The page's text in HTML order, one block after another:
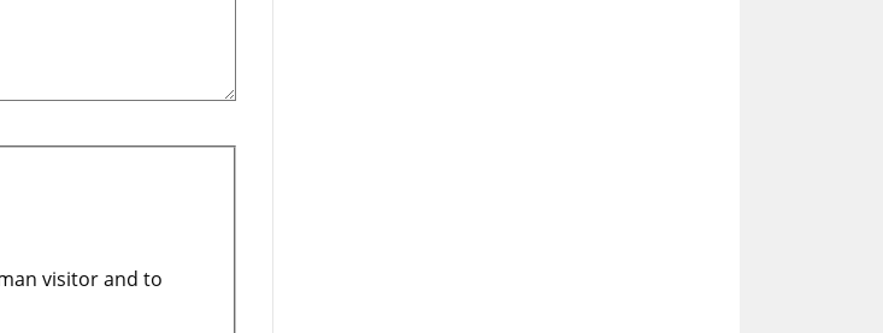
visitor and to